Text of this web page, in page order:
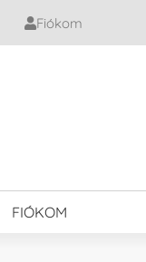
Fiókom
FIÓKOM